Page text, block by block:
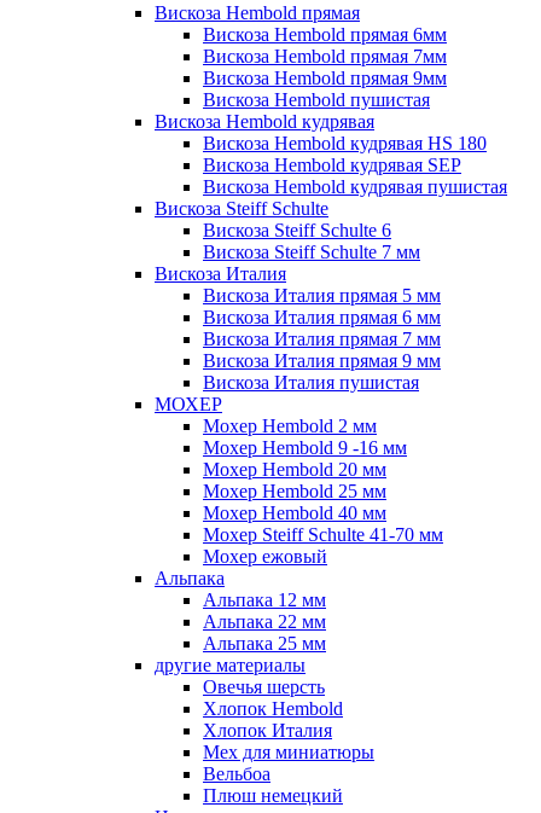
Вискоза Hembold прямая
Вискоза Hembold прямая 6мм
Вискоза Hembold прямая 7мм
Вискоза Hembold прямая 9мм
Вискоза Hembold пушистая
Вискоза Hembold кудрявая
Вискоза Hembold кудрявая HS 180
Вискоза Hembold кудрявая SEP
Вискоза Hembold кудрявая пушистая
Вискоза Steiff Schulte
Вискоза Steiff Schulte 6
Вискоза Steiff Schulte 7 мм
Вискоза Италия
Вискоза Италия прямая 5 мм
Вискоза Италия прямая 6 мм
Вискоза Италия прямая 7 мм
Вискоза Италия прямая 9 мм
Вискоза Италия пушистая
МОХЕР
Мохер Hembold 2 мм
Мохер Hembold 9 -16 мм
Мохер Hembold 20 мм
Мохер Hembold 25 мм
Мохер Hembold 40 мм
Мохер Steiff Schulte 41-70 мм
Мохер ежовый
Альпака
Альпака 12 мм
Альпака 22 мм
Альпака 25 мм
другие материалы
Овечья шерсть
Хлопок Hembold
Хлопок Италия
Мех для миниатюры
Вельбоа
Плюш немецкий